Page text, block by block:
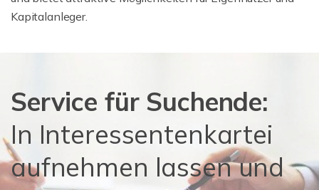
Kapitalanleger.
Service für Suchende:
In Interessentenkartei
aufnehmen lassen und